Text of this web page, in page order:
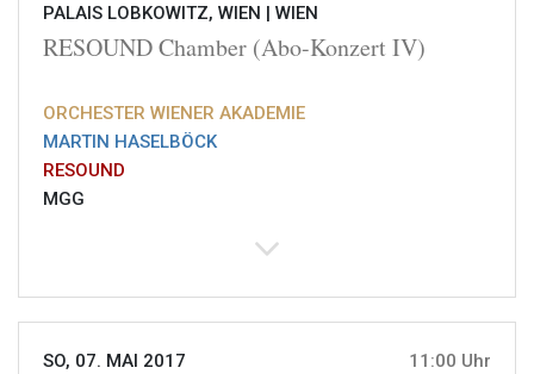
PALAIS LOBKOWITZ, WIEN | WIEN
RESOUND Chamber (Abo-Konzert IV)
ORCHESTER WIENER AKADEMIE
MARTIN HASELBÖCK
RESOUND
MGG
SO, 07. MAI 2017 11:00 Uhr